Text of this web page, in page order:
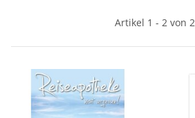
Artikel 1 - 2 von 2